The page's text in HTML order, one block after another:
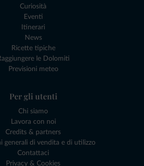
Curiosità
Eventi
Itinerari
News
Ricette tipiche
le Dolomiti
Previsioni meteo
Per gli utenti
Chi siamo
Lavora con noi
Credits & partners
generali di vendita e di utilizzo
Contattaci
Privacy & Cookies